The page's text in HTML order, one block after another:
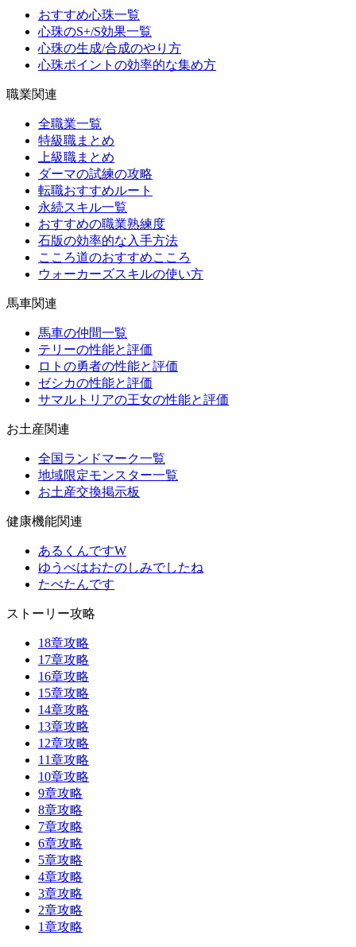
おすすめ心珠一覧
心珠のS+/S効果一覧
心珠の生成/合成のやり方
心珠ポイントの効率的な集め方
職業関連
全職業一覧
特級職まとめ
上級職まとめ
ダーマの試練の攻略
転職おすすめルート
永続スキル一覧
おすすめの職業熟練度
石版の効率的な入手方法
こころ道のおすすめこころ
ウォーカーズスキルの使い方
馬車関連
馬車の仲間一覧
テリーの性能と評価
ロトの勇者の性能と評価
ゼシカの性能と評価
サマルトリアの王女の性能と評価
お土産関連
全国ランドマーク一覧
地域限定モンスター一覧
お土産交換掲示板
健康機能関連
あるくんですW
ゆうべはおたのしみでしたね
たべたんです
ストーリー攻略
18章攻略
17章攻略
16章攻略
15章攻略
14章攻略
13章攻略
12章攻略
11章攻略
10章攻略
9章攻略
8章攻略
7章攻略
6章攻略
5章攻略
4章攻略
3章攻略
2章攻略
1章攻略